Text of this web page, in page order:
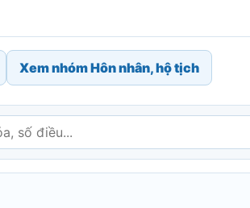
Xem nhóm Hôn nhân, hộ tịch